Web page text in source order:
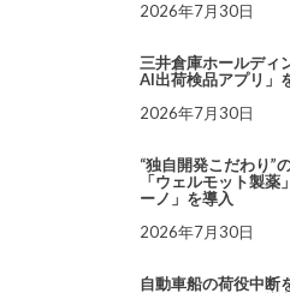
2026年7月30日
三井倉庫ホールディ
AI出荷検品アプリ」
2026年7月30日
“独自開発こだわり”
「ウェルモット製
ーノ」を導入
2026年7月30日
自動車船の荷役中断